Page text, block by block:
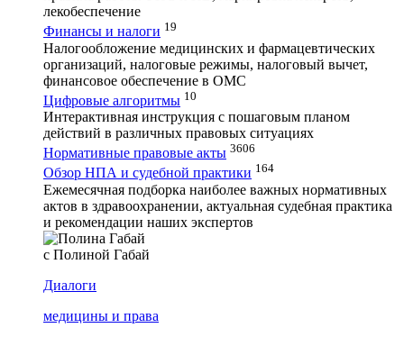
лекобеспечение
Финансы и налоги 19
Налогообложение медицинских и фармацевтических
организаций, налоговые режимы, налоговый вычет,
финансовое обеспечение в ОМС
Цифровые алгоритмы 10
Интерактивная инструкция с пошаговым планом
действий в различных правовых ситуациях
Нормативные правовые акты 3606
Обзор НПА и судебной практики 164
Ежемесячная подборка наиболее важных нормативных
актов в здравоохранении, актуальная судебная практика
и рекомендации наших экспертов
с Полиной Габай
Диалоги
медицины и права